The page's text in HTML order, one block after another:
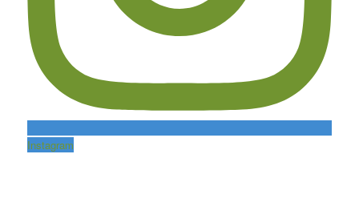
Instagram